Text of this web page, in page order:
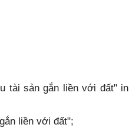
tài sản gắn liền với đất" in
liền với đất";